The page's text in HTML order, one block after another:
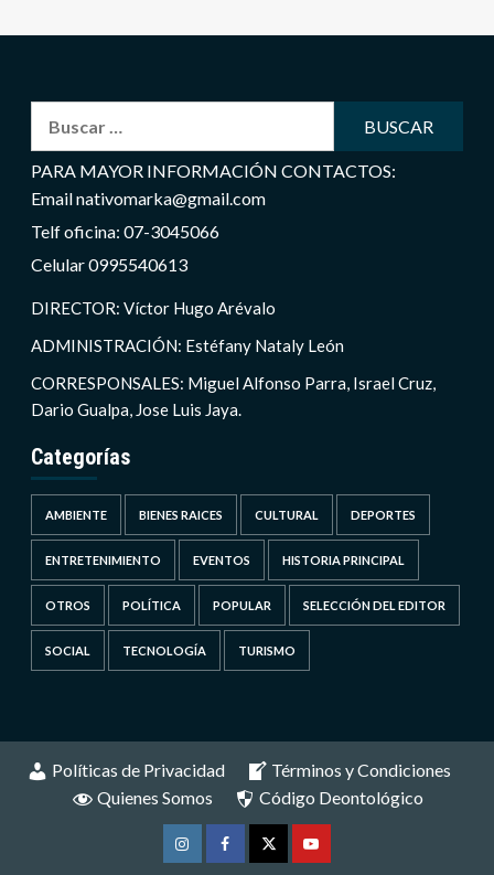
PARA MAYOR INFORMACIÓN CONTACTOS:
Email nativomarka@gmail.com
Telf oficina: 07-3045066
Celular 0995540613
DIRECTOR: Víctor Hugo Arévalo
ADMINISTRACIÓN: Estéfany Nataly León
CORRESPONSALES: Miguel Alfonso Parra, Israel Cruz,
Dario Gualpa, Jose Luis Jaya.
Categorías
AMBIENTE BIENES RAICES CULTURAL DEPORTES
ENTRETENIMIENTO EVENTOS HISTORIA PRINCIPAL
OTROS POLÍTICA POPULAR SELECCIÓN DEL EDITOR
SOCIAL TECNOLOGÍA TURISMO
Políticas de Privacidad
Términos y Condiciones
Quienes Somos
Código Deontológico
InstagramFacebookTwitterYoutube